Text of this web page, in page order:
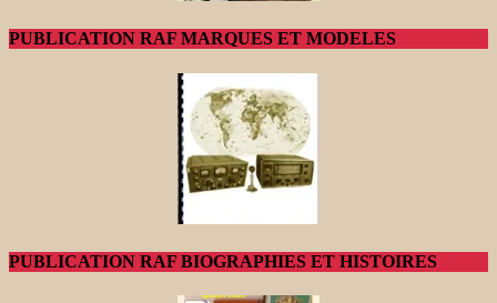
PUBLICATION RAF MARQUES ET MODELES
PUBLICATION RAF BIOGRAPHIES ET HISTOIRES